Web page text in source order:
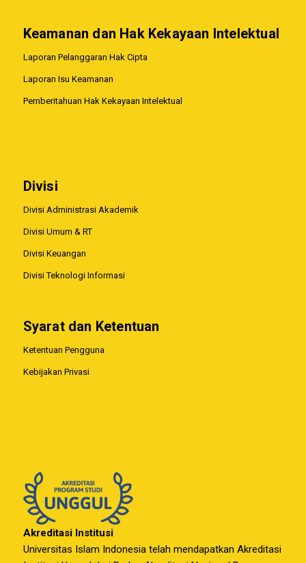
Keamanan dan Hak Kekayaan Intelektual
Laporan Pelanggaran Hak Cipta
Laporan Isu Keamanan
Pemberitahuan Hak Kekayaan Intelektual
Divisi
Divisi Administrasi Akademik
Divisi Umum & RT
Divisi Keuangan
Divisi Teknologi Informasi
Syarat dan Ketentuan
Ketentuan Pengguna
Kebijakan Privasi
Akreditasi Institusi
Universitas Islam Indonesia telah mendapatkan Akreditasi